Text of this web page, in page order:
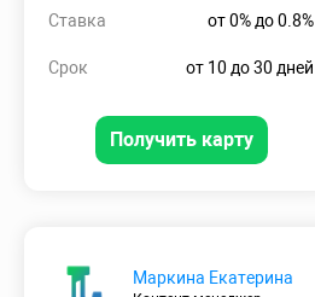
Ставка от 0% до 0.8%
Срок от 10 до 30 дней
Получить карту
Маркина Екатерина